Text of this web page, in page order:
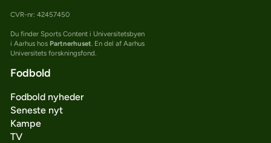
CVR-nr: 42457450
Du finder Sports Content i Universitetsbyen
i Aarhus hos Partnerhuset . En del af Aarhus
Universitets forskningsfond.
Fodbold
Fodbold nyheder
Seneste nyt
Kampe
TV